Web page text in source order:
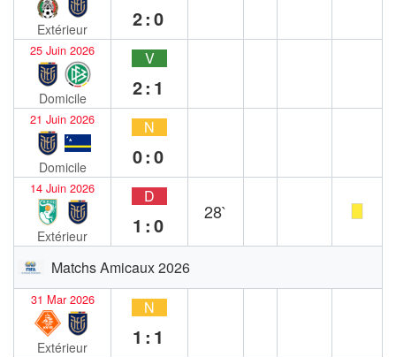
Extérieur 2:0
25 Juin 2026
Domicile
V
2:1
21 Juin 2026
Domicile
N
0:0
14 Juin 2026
Extérieur
D
1:0
28`
Matchs Amicaux 2026
31 Mar 2026
Extérieur
N
1:1